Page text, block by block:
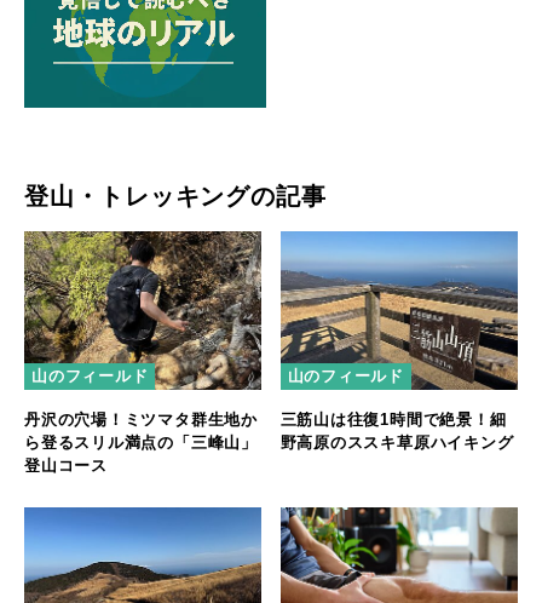
登山・トレッキングの記事
山のフィールド
丹沢の穴場！ミツマタ群生地か
ら登るスリル満点の「三峰山」
登山コース
山のフィールド
三筋山は往復1時間で絶景！細
野高原のススキ草原ハイキング